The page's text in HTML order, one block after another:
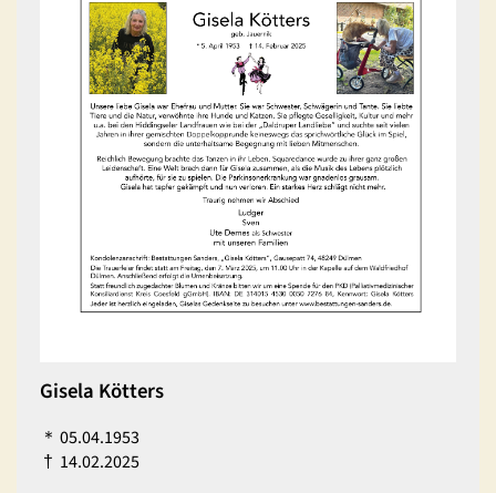
Gisela Kötters
＊ 05.04.1953
† 14.02.2025